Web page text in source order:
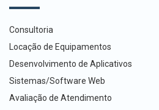
Consultoria
Locação de Equipamentos
Desenvolvimento de Aplicativos
Sistemas/Software Web
Avaliação de Atendimento